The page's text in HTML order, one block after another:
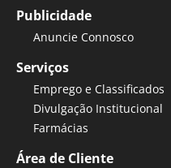
Publicidade
Anuncie Connosco
Serviços
Emprego e Classificados
Divulgação Institucional
Farmácias
Área de Cliente